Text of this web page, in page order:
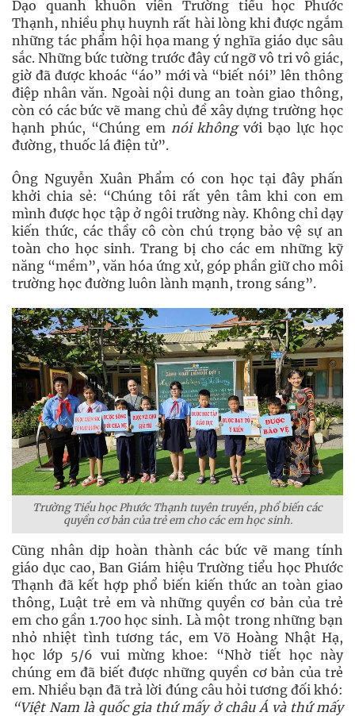
Dạo quanh khuôn viên Trường tiểu học Phước
Thạnh, nhiều phụ huynh rất hài lòng khi được ngắm
những tác phẩm hội họa mang ý nghĩa giáo dục sâu
sắc. Những bức tường trước đây cứ ngỡ vô tri vô giác,
giờ đã được khoác “áo” mới và “biết nói” lên thông
điệp nhân văn. Ngoài nội dung an toàn giao thông,
còn có các bức vẽ mang chủ đề xây dựng trường học
hạnh phúc, “Chúng em nói khôngvới bạo lực học
đường, thuốc lá điện tử”.
Ông Nguyễn Xuân Phẩm có con học tại đây phấn
khởi chia sẻ: “Chúng tôi rất yên tâm khi con em
mình được học tập ở ngôi trường này. Không chỉ dạy
kiến thức, các thầy cô còn chú trọng bảo vệ sự an
toàn cho học sinh. Trang bị cho các em những kỹ
năng “mềm”, văn hóa ứng xử, góp phần giữ cho môi
trường học đường luôn lành mạnh, trong sáng”.
Trường Tiểu học Phước Thạnh tuyên truyền, phổ biến các
quyền cơ bản của trẻ em cho các em học sinh.
Cũng nhân dịp hoàn thành các bức vẽ mang tính
giáo dục cao, Ban Giám hiệu Trường tiểu học Phước
Thạnh đã kết hợp phổ biến kiến thức an toàn giao
thông, Luật trẻ em và những quyền cơ bản của trẻ
em cho gần 1.700 học sinh. Là một trong những bạn
nhỏ nhiệt tình tương tác, em Võ Hoàng Nhật Hạ,
học lớp 5/6 vui mừng khoe: “Nhờ tiết học này
chúng em đã biết được những quyền cơ bản của trẻ
em. Nhiều bạn đã trả lời đúng câu hỏi tương đối khó:
“Việt Nam là quốc gia thứ mấy ở châu Á và thứ mấy